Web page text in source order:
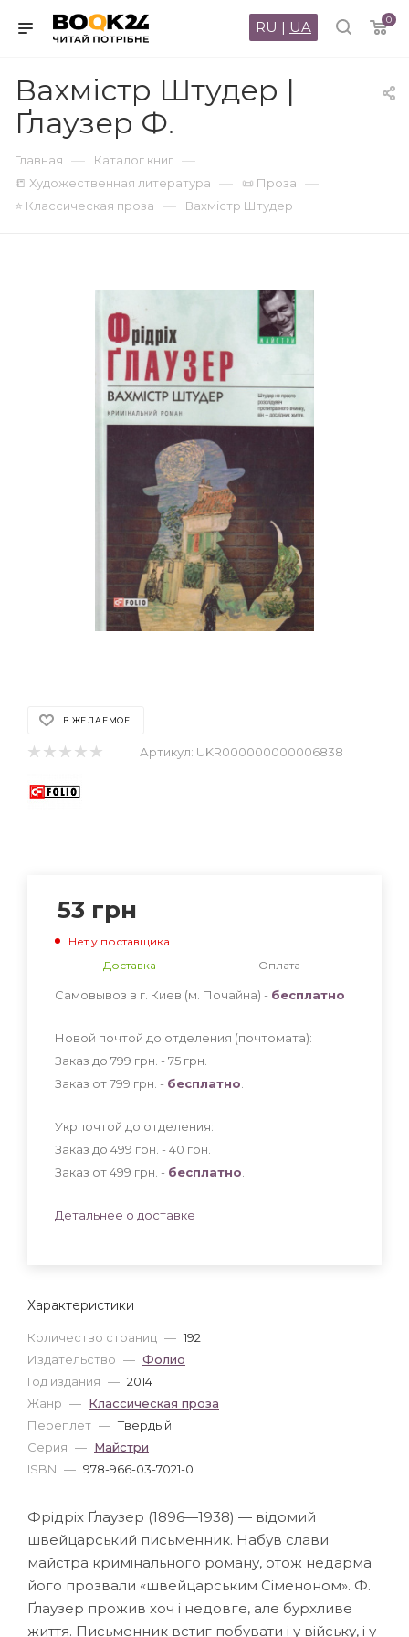
0
RU | UA
Вахмістр Штудер |
Ґлаузер Ф.
Главная — Каталог книг —
📒 Художественная литература — 📜 Проза —
⭐ Классическая проза — Вахмістр Штудер
В ЖЕЛАЕМОЕ
Артикул: UKR000000000006838
Характеристики
Количество страниц — 192
Издательство — Фолио
Год издания — 2014
Жанр — Классическая проза
Переплет — Твердый
Серия — Майстри
ISBN — 978-966-03-7021-0
53 грн
Нет у поставщика
Доставка
Оплата
Самовывоз в г. Киев (м. Почайна) - бесплатно
Новой почтой до отделения (почтомата):
Заказ до 799 грн. - 75 грн
Заказ от 799 грн. - бесплатно
Укрпочтой до отделения:
Заказ до 499 грн. - 40 грн
Заказ от 499 грн. - бесплатно
Детальнее о доставке
Фрідріх Ґлаузер (1896—1938) — відомий
швейцарський письменник. Набув слави
майстра кримінального роману, отож недарма
його прозвали «швейцарським Сіменоном». Ф.
Ґлаузер прожив хоч і недовге, але бурхливе
життя. Письменник встиг побувати і у війську, і у